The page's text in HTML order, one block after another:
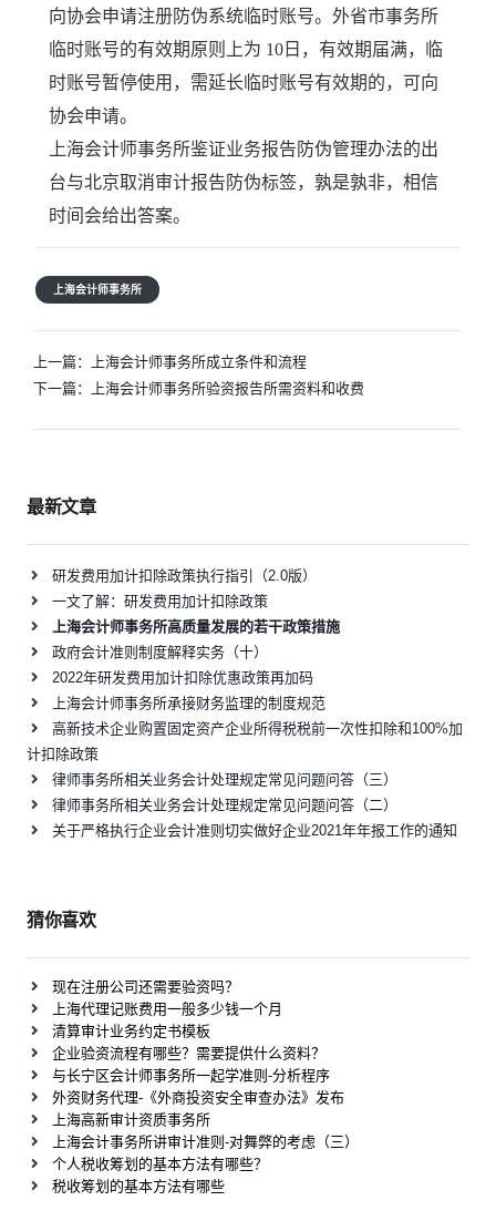
向协会申请注册防伪系统临时账号。外省市事务所
临时账号的有效期原则上为 10日，有效期届满，临
时账号暂停使用，需延长临时账号有效期的，可向
协会申请。
上海会计师事务所鉴证业务报告防伪管理办法的出
台与北京取消审计报告防伪标签，孰是孰非，相信
时间会给出答案。
上海会计师事务所
文
章
导
上一篇：
上海会计师事务所成立条件和流程
下一篇：
上海会计师事务所验资报告所需资料和收费
最新文章
研发费用加计扣除政策执行指引（2.0版）
一文了解：研发费用加计扣除政策
上海会计师事务所高质量发展的若干政策措施
政府会计准则制度解释实务（十）
2022年研发费用加计扣除优惠政策再加码
上海会计师事务所承接财务监理的制度规范
高新技术企业购置固定资产企业所得税税前一次性扣除和100%加
计扣除政策
律师事务所相关业务会计处理规定常见问题问答（三）
律师事务所相关业务会计处理规定常见问题问答（二）
关于严格执行企业会计准则切实做好企业2021年年报工作的通知
猜你喜欢
现在注册公司还需要验资吗？
上海代理记账费用一般多少钱一个月
清算审计业务约定书模板
企业验资流程有哪些？需要提供什么资料？
与长宁区会计师事务所一起学准则-分析程序
外资财务代理-《外商投资安全审查办法》发布
上海高新审计资质事务所
上海会计事务所讲审计准则-对舞弊的考虑（三）
个人税收筹划的基本方法有哪些？
税收筹划的基本方法有哪些